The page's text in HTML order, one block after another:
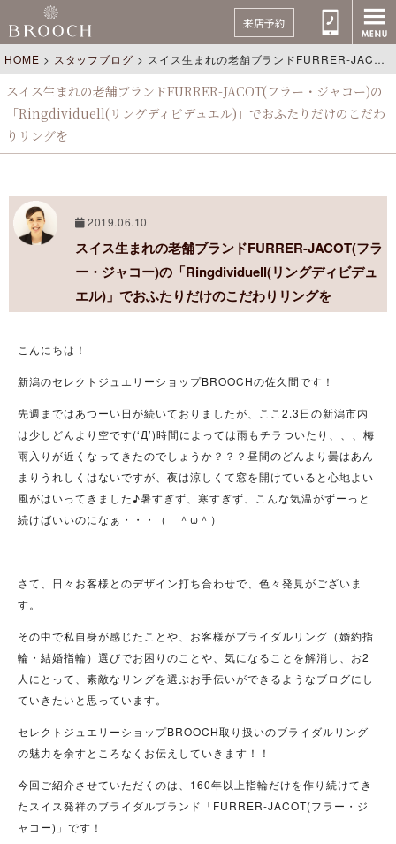
来店予約
HOME > スタッフブログ > スイス生まれの老舗ブランドFURRER-JACOT(フラー・ジャコー)の「Ringdividuell(リングディビデュエル)」でおふたりだけのこだわりリングを
スイス生まれの老舗ブランドFURRER-JACOT(フラー・ジャコー)の
「Ringdividuell(リングディビデュエル)」でおふたりだけのこだわ
りリングを
2019.06.10
スイス生まれの老舗ブランドFURRER-JACOT(フラ
ー・ジャコー)の「Ringdividuell(リングディビデュ
エル)」でおふたりだけのこだわりリングを
こんにちは！
新潟のセレクトジュエリーショップBROOCHの佐久間です！
先週まではあつーい日が続いておりましたが、ここ2.3日の新潟市内
は少しどんより空です(‘Д’)時間によっては雨もチラついたり、、、梅
雨入りが近くなってきたのでしょうか？？？昼間のどんより曇はあん
まりうれしくはないですが、夜は涼しくて窓を開けていると心地よい
風がはいってきました♪暑すぎず、寒すぎず、こんな気温がずーっと
続けばいいのになぁ・・・（ ＾ω＾）
さて、日々お客様とのデザイン打ち合わせで、色々発見がございま
す。
その中で私自身が感じたことや、お客様がブライダルリング（婚約指
輪・結婚指輪）選びでお困りのことや、気になることを解消し、お2
人にとって、素敵なリングを選ぶお手伝いができるようなブログにし
ていきたいと思っています。
セレクトジュエリーショップBROOCH取り扱いのブライダルリング
の魅力を余すところなくお伝えしていきます！！
今回ご紹介させていただくのは、160年以上指輪だけを作り続けてき
たスイス発祥のブライダルブランド「FURRER-JACOT(フラー・ジ
ャコー)」です！